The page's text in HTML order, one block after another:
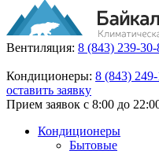
Вентиляция: 8 (843) 239-30-
Кондиционеры: 8 (843)
оставить заявку
Прием заявок с 8:00 до
Кондиционеры
Бытовые